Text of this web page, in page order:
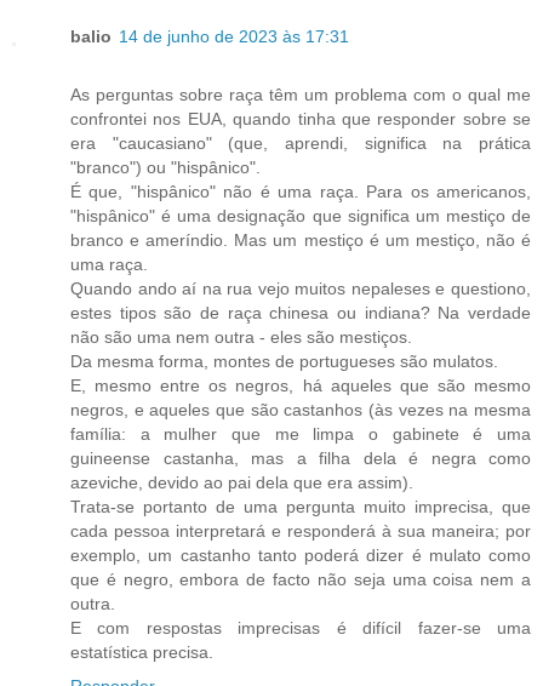
balio 14 de junho de 2023 às 17:31
As perguntas sobre raça têm um problema com o qual me
confrontei nos EUA, quando tinha que responder sobre se
era "caucasiano" (que, aprendi, significa na prática
"branco") ou "hispânico".
É que, "hispânico" não é uma raça. Para os americanos,
"hispânico" é uma designação que significa um mestiço de
branco e ameríndio. Mas um mestiço é um mestiço, não é
uma raça.
Quando ando aí na rua vejo muitos nepaleses e questiono,
estes tipos são de raça chinesa ou indiana? Na verdade
não são uma nem outra - eles são mestiços.
Da mesma forma, montes de portugueses são mulatos.
E, mesmo entre os negros, há aqueles que são mesmo
negros, e aqueles que são castanhos (às vezes na mesma
família: a mulher que me limpa o gabinete é uma
guineense castanha, mas a filha dela é negra como
azeviche, devido ao pai dela que era assim).
Trata-se portanto de uma pergunta muito imprecisa, que
cada pessoa interpretará e responderá à sua maneira; por
exemplo, um castanho tanto poderá dizer é mulato como
que é negro, embora de facto não seja uma coisa nem a
outra.
E com respostas imprecisas é difícil fazer-se uma
estatística precisa.